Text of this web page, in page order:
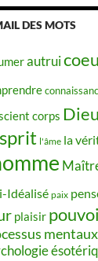
DES MOTS
autrui
corps Dieu
l'âme la
Idéalisé paix
plaisir
mentaux